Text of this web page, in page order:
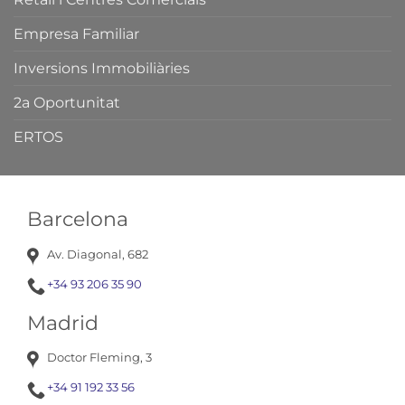
Barcelona
Av. Diagonal, 682
+34 93 206 35 90
Madrid
Doctor Fleming, 3
+34 91 192 33 56
Empresa Familiar
Inversions Immobiliàries
2a Oportunitat
ERTOS